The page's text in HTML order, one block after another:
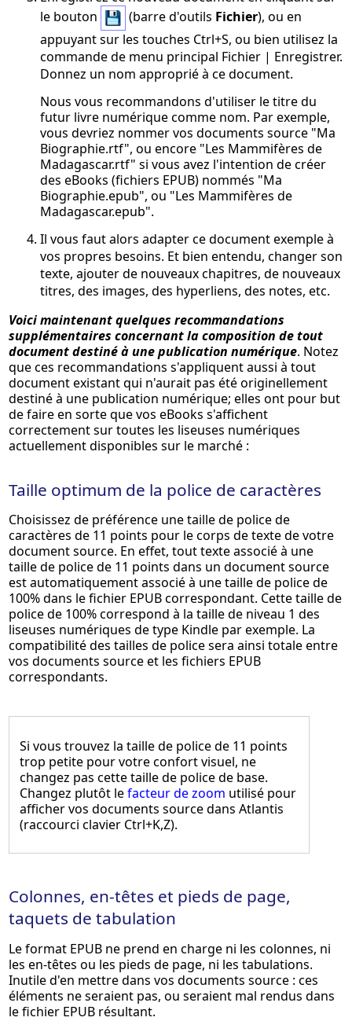
le bouton
(barre d'outils Fichier), ou en
appuyant sur les touches Ctrl+S, ou bien utilisez la
commande de menu principal Fichier | Enregistrer.
Donnez un nom approprié à ce document.
Nous vous recommandons d'utiliser le titre du
futur livre numérique comme nom. Par exemple,
vous devriez nommer vos documents source "Ma
Biographie.rtf", ou encore "Les Mammifères de
Madagascar.rtf" si vous avez l'intention de créer
des eBooks (fichiers EPUB) nommés "Ma
Biographie.epub", ou "Les Mammifères de
Madagascar.epub".
Il vous faut alors adapter ce document exemple à
vos propres besoins. Et bien entendu, changer son
texte, ajouter de nouveaux chapitres, de nouveaux
titres, des images, des hyperliens, des notes, etc.
Voici maintenant quelques recommandations
supplémentaires concernant la composition de tout
document destiné à une publication numérique. Notez
que ces recommandations s'appliquent aussi à tout
document existant qui n'aurait pas été originellement
destiné à une publication numérique; elles ont pour but
de faire en sorte que vos eBooks s'affichent
correctement sur toutes les liseuses numériques
actuellement disponibles sur le marché :
Taille optimum de la police de caractères
Choisissez de préférence une taille de police de
caractères de 11 points pour le corps de texte de votre
document source. En effet, tout texte associé à une
taille de police de 11 points dans un document source
est automatiquement associé à une taille de police de
100% dans le fichier EPUB correspondant. Cette taille de
police de 100% correspond à la taille de niveau 1 des
liseuses numériques de type Kindle par exemple. La
compatibilité des tailles de police sera ainsi totale entre
vos documents source et les fichiers EPUB
correspondants.
Si vous trouvez la taille de police de 11 points
trop petite pour votre confort visuel, ne
changez pas cette taille de police de base.
Changez plutôt lefacteur de zoom utilisé pour
afficher vos documents source dans Atlantis
(raccourci clavier Ctrl+K,Z).
Colonnes, en-têtes et pieds de page,
taquets de tabulation
Le format EPUB ne prend en charge ni les colonnes, ni
les en-têtes ou les pieds de page, ni les tabulations.
Inutile d'en mettre dans vos documents source : ces
éléments ne seraient pas, ou seraient mal rendus dans
le fichier EPUB résultant.